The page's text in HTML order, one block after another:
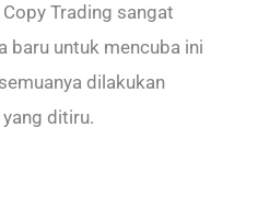
Trading sangat
baru untuk mencuba ini
dilakukan
ditiru.